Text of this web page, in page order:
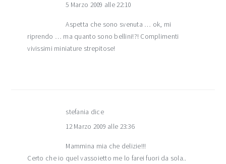
5 Marzo 2009 alle 22:10
Aspetta che sono svenuta … ok, mi
riprendo … ma quanto sono bellini!?! Complimenti
vivissimi miniature strepitose!
stefania dice
12 Marzo 2009 alle 23:36
Mammina mia che delizie!!!
Certo che io quel vassoietto me lo farei fuori da sola..